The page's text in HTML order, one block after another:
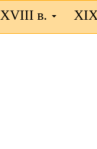
XVIII в.